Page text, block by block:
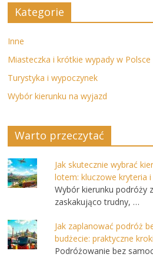
Kategorie
Inne
Miasteczka i krótkie wypady w Polsce
Turystyka i wypoczynek
Wybór kierunku na wyjazd
Warto przeczytać
Jak skutecznie wybrać
lotem: kluczowe kryteria
Wybór kierunku podróży
zaskakująco trudny, …
Jak zaplanować podróż
budżecie: praktyczne
Podróżowanie bez